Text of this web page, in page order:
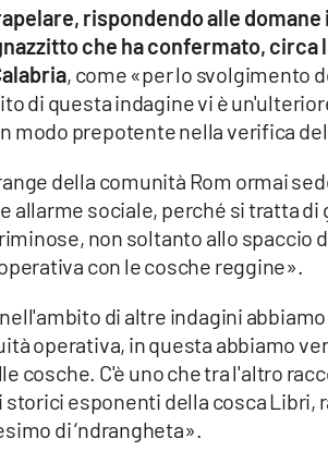
rispondendo alle
che ha confermato,
, come «per lo svolgimento
di questa indagine vi è
modo prepotente nella verifica
della comunità Rom ormai
allarme sociale, perché si tratta
non soltanto allo spaccio
con le cosche reggine».
di altre indagini
operativa, in questa abbiamo
cosche. C'è uno che tra l'altro
storici esponenti della cosca Libri,
di ‘ndrangheta».